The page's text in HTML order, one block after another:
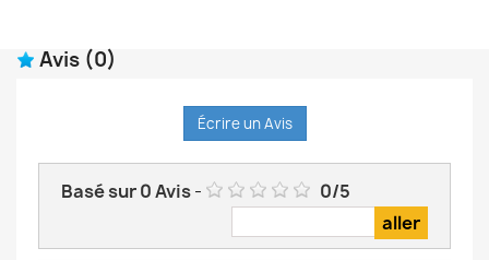
Avis (0)
Écrire un Avis
Basé sur0Avis- 0/5